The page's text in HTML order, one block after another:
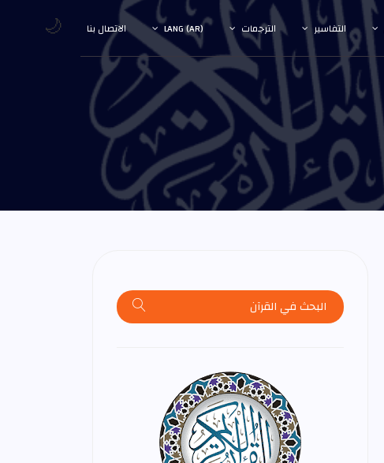
التفاسير الترجمات LANG (AR) الاتصال بنا 🌙